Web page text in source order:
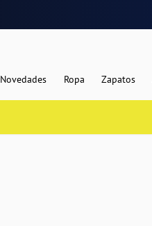
Novedades Ropa Zapatos